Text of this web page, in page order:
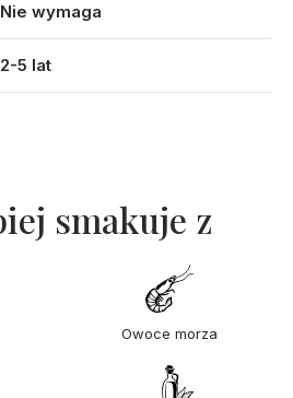
Nie wymaga
2-5 lat
smakuje z
Owoce morza